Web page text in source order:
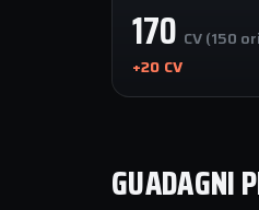
170 CV (150
+20 CV
GUADAGNI